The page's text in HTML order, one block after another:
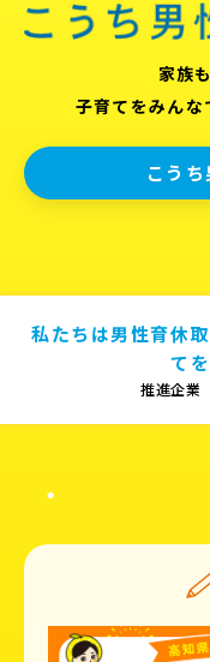
家族
子育てをみん
こう
私たちは男性育休
て
推進企業